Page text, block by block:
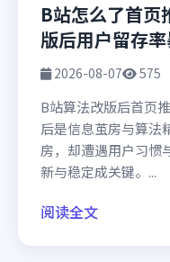
B站怎么了首页
版后用户留存
2026-08-07 575
B站算法改版后首页
后是信息茧房与算法
房，却遭遇用户习惯
新与稳定成关键。...
阅读全文